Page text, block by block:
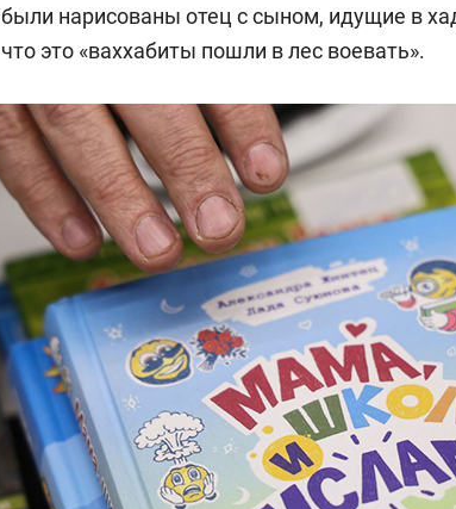
были нарисованы отец с сыном, идущие в
что это «ваххабиты пошли в лес воевать».